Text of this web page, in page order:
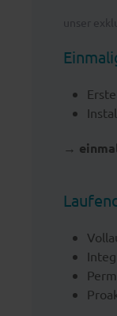
unser
→